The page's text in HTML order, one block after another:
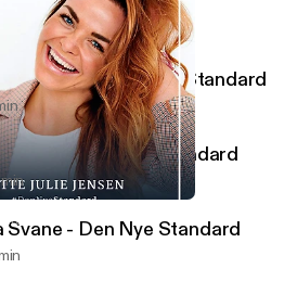
Jensen - Den Nye Standard
- Den Nye Standard
- Den Nye Standard